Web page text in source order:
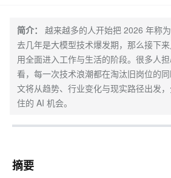
简介：
越来越多的人开始把 2026 年称
去几年是大模型技术爆发期，那么接下
用全面进入工作与生活的阶段。很多人
看，每一次技术浪潮都在淘汰旧岗位的
文将从趋势、行业变化与现实路径出发
住的 AI 机会。
摘要